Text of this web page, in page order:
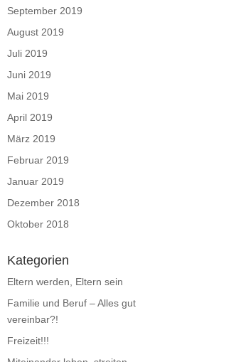
September 2019
August 2019
Juli 2019
Juni 2019
Mai 2019
April 2019
März 2019
Februar 2019
Januar 2019
Dezember 2018
Oktober 2018
Kategorien
Eltern werden, Eltern sein
Familie und Beruf – Alles gut
vereinbar?!
Freizeit!!!